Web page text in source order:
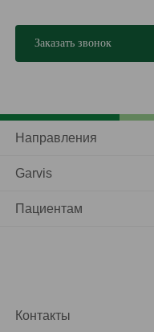
Направления
Garvis
Пациентам
Контакты